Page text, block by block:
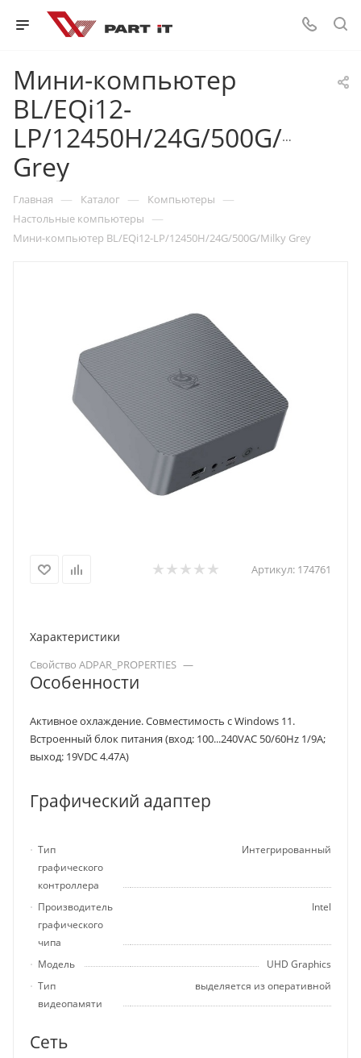
Мини-компьютер
BL/EQi12-
LP/12450H/24G/500G/Milky
Grey
Главная — Каталог — Компьютеры —
Настольные компьютеры —
Мини-компьютер BL/EQi12-LP/12450H/24G/500G/Milky Grey
Артикул: 174761
Характеристики
Свойство ADPAR_PROPERTIES —
Особенности
Активное охлаждение. Совместимость с Windows 11.
Встроенный блок питания (вход: 100...240VAC 50/60Hz 1/9A;
выход: 19VDC 4.47A)
Графический адаптер
Тип
графического
контроллера
Интегрированный
Производитель
графического
чипа
Intel
Модель
UHD Graphics
Тип
видеопамяти
выделяется из оперативной
Сеть